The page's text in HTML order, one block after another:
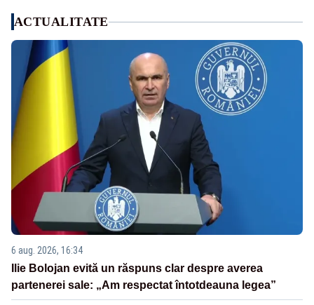
ACTUALITATE
6 aug. 2026, 16:34
Ilie Bolojan evită un răspuns clar despre averea
partenerei sale: „Am respectat întotdeauna legea”